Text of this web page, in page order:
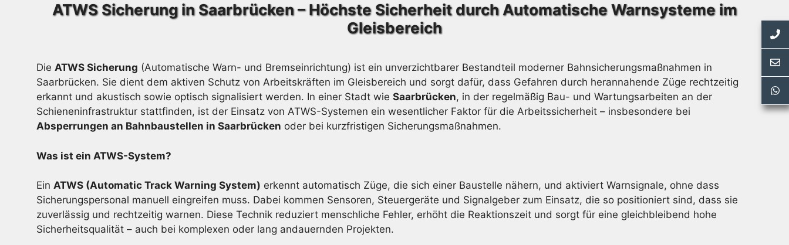
ATWS Sicherung in Saarbrücken – Höchste Sicherheit durch Automatische Warnsysteme im
Gleisbereich
Die ATWS Sicherung (Automatische Warn- und Bremseinrichtung) ist ein unverzichtbarer Bestandteil moderner Bahnsicherungsmaßnahmen in
Saarbrücken. Sie dient dem aktiven Schutz von Arbeitskräften im Gleisbereich und sorgt dafür, dass Gefahren durch herannahende Züge rechtzeitig
erkannt und akustisch sowie optisch signalisiert werden. In einer Stadt wie Saarbrücken, in der regelmäßig Bau- und Wartungsarbeiten an der
Schieneninfrastruktur stattfinden, ist der Einsatz von ATWS-Systemen ein wesentlicher Faktor für die Arbeitssicherheit – insbesondere bei
Absperrungen an Bahnbaustellen in Saarbrücken oder bei kurzfristigen Sicherungsmaßnahmen.
Was ist ein ATWS-System?
Ein ATWS (Automatic Track Warning System) erkennt automatisch Züge, die sich einer Baustelle nähern, und aktiviert Warnsignale, ohne dass
Sicherungspersonal manuell eingreifen muss. Dabei kommen Sensoren, Steuergeräte und Signalgeber zum Einsatz, die so positioniert sind, dass sie
zuverlässig und rechtzeitig warnen. Diese Technik reduziert menschliche Fehler, erhöht die Reaktionszeit und sorgt für eine gleichbleibend hohe
Sicherheitsqualität – auch bei komplexen oder lang andauernden Projekten.